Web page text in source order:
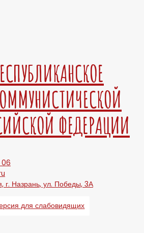
ФЕДЕРАЦИИ
г. Назрань, ул. Победы, 3А
для слабовидящих